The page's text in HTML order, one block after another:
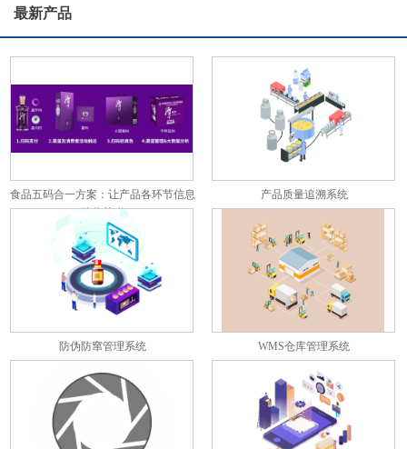
最新产品
食品五码合一方案：让产品各环节信息
彼此关联
产品质量追溯系统
防伪防窜管理系统 WMS仓库管理系统